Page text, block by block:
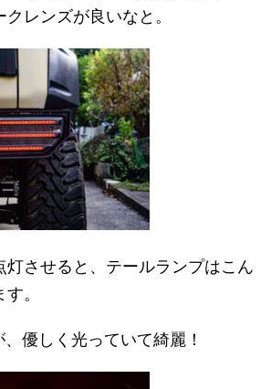
レンズが良いなと。
灯させると、テールランプはこん
。
優しく光っていて綺麗！